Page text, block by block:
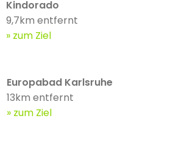
Kindorado
9,7km entfernt
zum Ziel
Europabad Karlsruhe
13km entfernt
zum Ziel